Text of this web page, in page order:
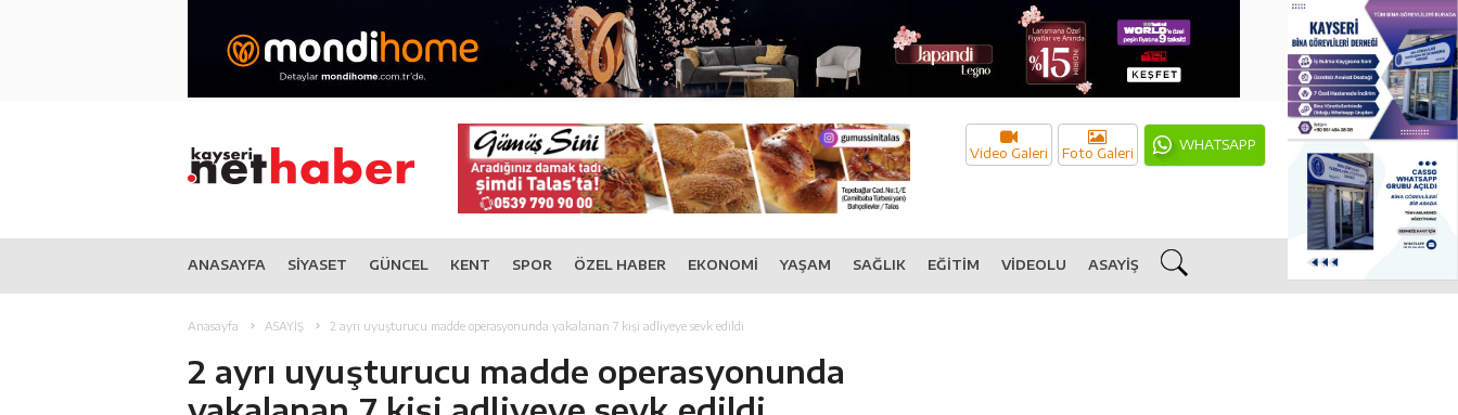
WHATSAPP
Foto Galeri
Video Galeri
ANASAYFA SİYASET GÜNCEL KENT SPOR ÖZEL HABER EKONOMİ YAŞAM SAĞLIK EĞİTİM VİDEOLU ASAYİŞ
Anasayfa ASAYİŞ 2 ayrı uyuşturucu madde operasyonunda yakalanan 7 kişi adliyeye sevk edildi
2 ayrı uyuşturucu madde operasyonunda